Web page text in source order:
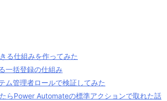
る仕組みを作ってみた
一括登録の仕組み
ム管理者ロールで検証してみた
らPower Automateの標準アクションで取れた話